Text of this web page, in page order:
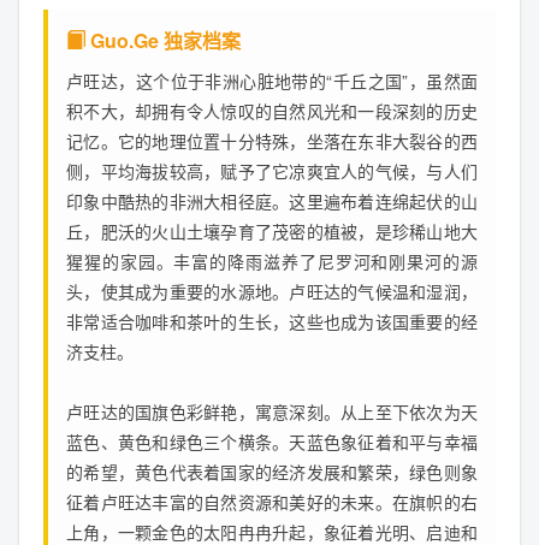
Guo.Ge 独家档案
卢旺达，这个位于非洲心脏地带的“千丘之国”，虽然面
积不大，却拥有令人惊叹的自然风光和一段深刻的历史
记忆。它的地理位置十分特殊，坐落在东非大裂谷的西
侧，平均海拔较高，赋予了它凉爽宜人的气候，与人们
印象中酷热的非洲大相径庭。这里遍布着连绵起伏的山
丘，肥沃的火山土壤孕育了茂密的植被，是珍稀山地大
猩猩的家园。丰富的降雨滋养了尼罗河和刚果河的源
头，使其成为重要的水源地。卢旺达的气候温和湿润，
非常适合咖啡和茶叶的生长，这些也成为该国重要的经
济支柱。
卢旺达的国旗色彩鲜艳，寓意深刻。从上至下依次为天
蓝色、黄色和绿色三个横条。天蓝色象征着和平与幸福
的希望，黄色代表着国家的经济发展和繁荣，绿色则象
征着卢旺达丰富的自然资源和美好的未来。在旗帜的右
上角，一颗金色的太阳冉冉升起，象征着光明、启迪和